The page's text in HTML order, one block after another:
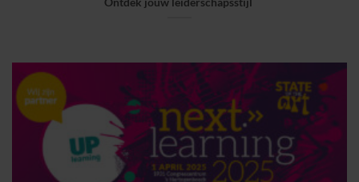
Ontdek jouw leiderschapsstijl